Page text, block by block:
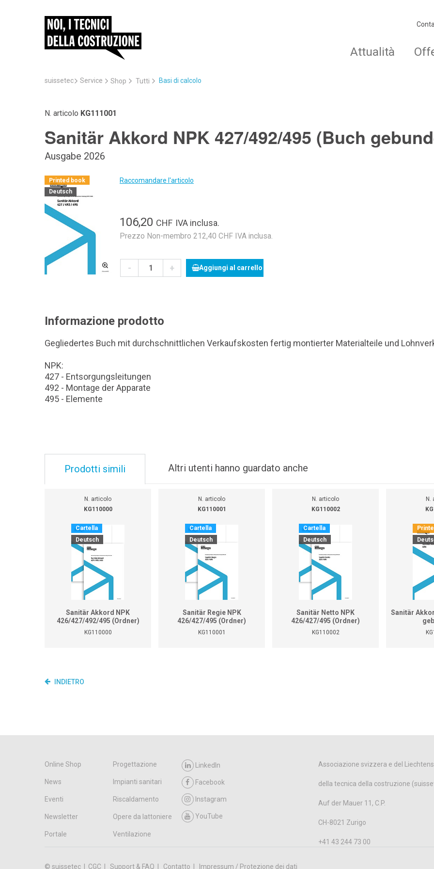
Attualità
suissetec Service Shop Tutti Basi di calcolo
N. articolo KG111001
Sanitär Akkord NPK 427/492/495 (Buch
Ausgabe 2026
Printed book
Deutsch
Raccomandare l'articolo
106,20 CHF IVA inclusa.
Prezzo Non-membro 212,40 CHF IVA inclusa.
- + Aggiungi al carrello
Informazione prodotto
Gegliedertes Buch mit durchschnittlichen Verkaufskosten fertig montierter Materialteile und
NPK:
427 - Entsorgungsleitungen
492 - Montage der Apparate
495 - Elemente
Prodotti simili Altri utenti hanno guardato anche
N. articolo
KG110000
Cartella
Deutsch
Sanitär Akkord NPK
426/427/492/495 (Ordner)
KG110000
N. articolo
KG110001
Cartella
Deutsch
Sanitär Regie NPK
426/427/495 (Ordner)
KG110001
N. articolo
KG110002
Cartella
Deutsch
Sanitär Netto NPK
426/427/495 (Ordner)
KG110002
N.
Sanitär
INDIETRO
Online Shop Progettazione
News Impianti sanitari
Eventi Riscaldamento
Newsletter Opere da lattoniere
Portale Ventilazione
LinkedIn
Facebook
Instagram
YouTube
Associazione svizzera e del
della tecnica della costruzione
Auf der Mauer 11, C.P.
CH-8021 Zurigo
+41 43 244 73 00
© suissetec | CGC Support & FAQ Contatto Impressum / Protezione dei dati